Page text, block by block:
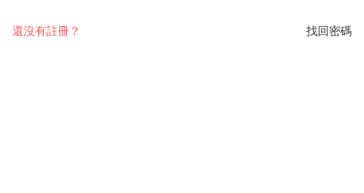
找回密碼
還沒有註冊？